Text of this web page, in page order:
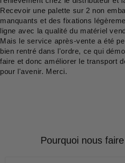
Recevoir une palette sur 2 non
manquants et des fixations
ligne avec la qualité du matériel
Mais le service après-vente a été
bien rentré dans l'ordre, ce qui
faire et donc améliorer le transport
pour l'avenir. Merci.
Pourquoi nous